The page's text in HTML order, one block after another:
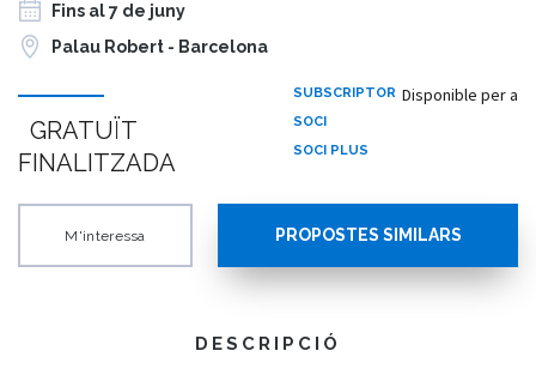
Fins al 7 de juny
Palau Robert - Barcelona
GRATUÏT
FINALITZADA
Disponible per a
SUBSCRIPTOR
SOCI
SOCI PLUS
M'interessa PROPOSTES SIMILARS
DESCRIPCIÓ